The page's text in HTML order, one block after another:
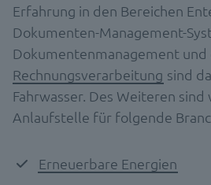
Erfahrung in den Bereichen
Dokumenten-Management-
Dokumentenmanagement und
Rechnungsverarbeitung sind
Fahrwasser. Des Weiteren
Anlaufstelle für folgende
Erneuerbare Energien